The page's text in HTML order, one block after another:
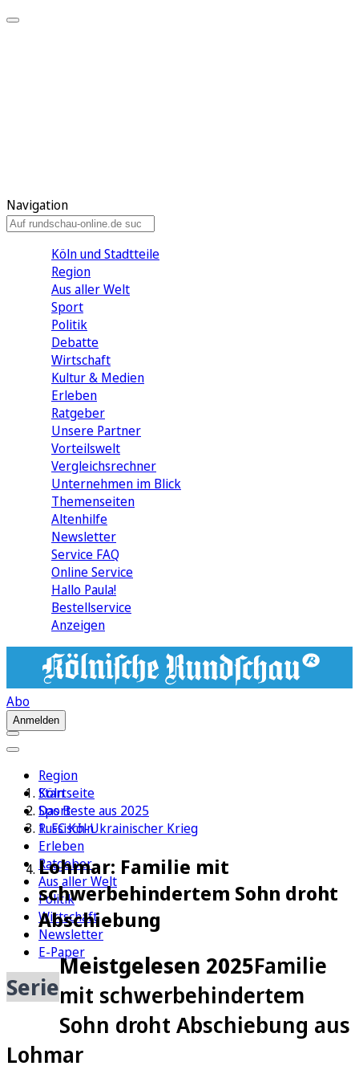
Navigation
Köln und Stadtteile
Region
Aus aller Welt
Sport
Politik
Debatte
Wirtschaft
Kultur & Medien
Erleben
Ratgeber
Unsere Partner
Vorteilswelt
Vergleichsrechner
Unternehmen im Blick
Themenseiten
Altenhilfe
Newsletter
Service FAQ
Online Service
Hallo Paula!
Bestellservice
Anzeigen
Abo
Anmelden
Region
Köln
Sport
1. FC Köln
Erleben
Ratgeber
Aus aller Welt
Politik
Wirtschaft
Newsletter
E-Paper
Startseite
Das Beste aus 2025
Russisch-Ukrainischer Krieg
Lohmar: Familie mit
schwerbehindertem Sohn droht
Abschiebung
Serie
Meistgelesen 2025Familie
mit schwerbehindertem
Sohn droht Abschiebung aus
Lohmar